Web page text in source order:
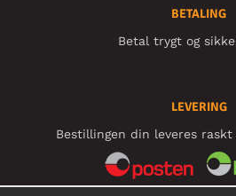
BETALING
Betal trygt og
LEVERING
Bestillingen din leveres